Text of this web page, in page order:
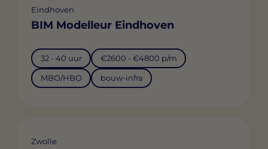
Eindhoven
BIM Modelleur Eindhoven
32 - 40 uur €2600 - €4800 p/m
MBO/HBO bouw-infra
Zwolle